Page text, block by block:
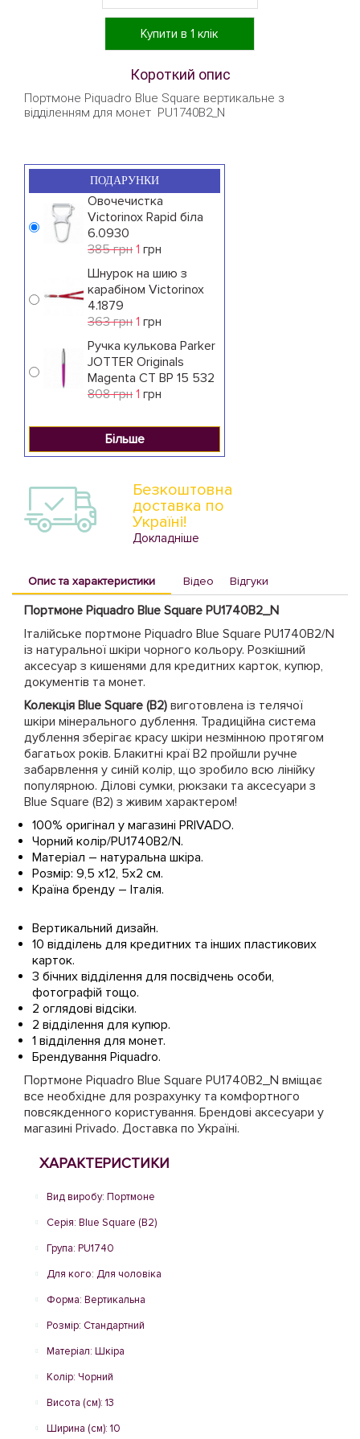
Купити в 1 клік
Короткий опис
Портмоне Piquadro Blue Square вертикальне з
відділенням для монет PU1740B2_N
ПОДАРУНКИ
Овочечистка
Victorinox Rapid біла
6.0930
385 грн 1 грн
Шнурок на шию з
карабіном Victorinox
4.1879
363 грн 1 грн
Ручка кулькова Parker
JOTTER Originals
Magenta CT BP 15 532
808 грн 1 грн
Більше
Безкоштовна
доставка по
Україні!
Докладніше
Опис та характеристики Відео Відгуки
Портмоне Piquadro Blue Square PU1740B2_N
Італійське портмоне Piquadro Blue Square PU1740B2/N
із натуральної шкіри чорного кольору. Розкішний
аксесуар з кишенями для кредитних карток, купюр,
документів та монет.
Колекція Blue Square (B2) виготовлена із телячої
шкіри мінерального дублення. Традиційна система
дублення зберігає красу шкіри незмінною протягом
багатьох років. Блакитні краї B2 пройшли ручне
забарвлення у синій колір, що зробило всю лінійку
популярною. Ділові сумки, рюкзаки та аксесуари з
Blue Square (B2) з живим характером!
100% оригінал у магазині PRIVADO.
Чорний колір/PU1740B2/N.
Матеріал – натуральна шкіра.
Розмір: 9,5 x12, 5x2 см.
Країна бренду – Італія.
Вертикальний дизайн.
10 відділень для кредитних та інших пластикових
карток.
3 бічних відділення для посвідчень особи,
фотографій тощо.
2 оглядові відсіки.
2 відділення для купюр.
1 відділення для монет.
Брендування Piquadro.
Портмоне Piquadro Blue Square PU1740B2_N вміщає
все необхідне для розрахунку та комфортного
повсякденного користування. Брендові аксесуари у
магазині Privado. Доставка по Україні.
ХАРАКТЕРИСТИКИ
Вид виробу: Портмоне
Серія: Blue Square (B2)
Група: PU1740
Для кого: Для чоловіка
Форма: Вертикальна
Розмір: Стандартний
Матеріал: Шкіра
Колір: Чорний
Висота (см): 13
Ширина (см): 10